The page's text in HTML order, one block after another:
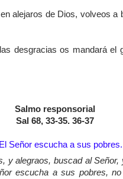
alejaros de Dios, volveos a
desgracias os mandará el
Salmo responsorial
Sal 68, 33-35. 36-37
El Señor escucha a sus pobres.
y alegraos, buscad al
escucha a sus pobres,